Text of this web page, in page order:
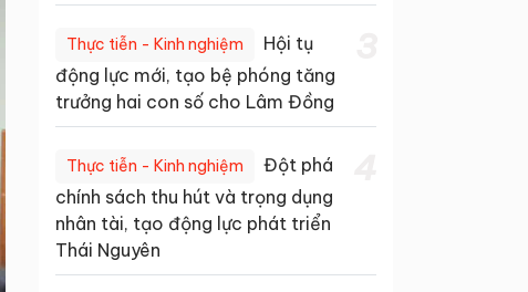
Thực tiễn - Kinh nghiệm
Hội tụ
động lực mới, tạo bệ phóng tăng
trưởng hai con số cho Lâm Đồng
Thực tiễn - Kinh nghiệm
Đột phá
chính sách thu hút và trọng dụng
nhân tài, tạo động lực phát triển
Thái Nguyên